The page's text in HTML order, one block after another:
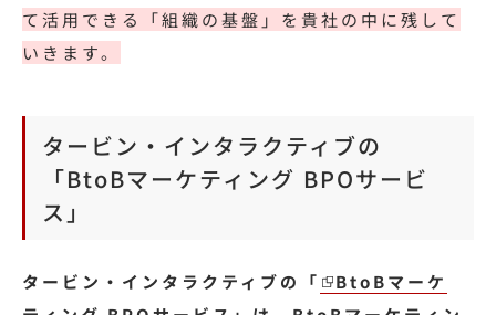
て活用できる「組織の基盤」を貴社の中に残して
いきます。
タービン・インタラクティブの
「BtoBマーケティング BPOサービ
ス」
タービン・インタラクティブの「
BtoBマーケ